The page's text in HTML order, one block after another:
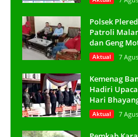
Polsek
Patroli
dan Geng
Aktual 7
Kemenag
Hadiri
Hari
Aktual 7